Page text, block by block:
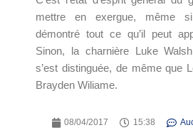
mettre en exergue, même
démontré tout ce qu’il peut
Sinon, la charnière Luke
s’est distinguée, de même que
Brayden Wiliame.
08/04/2017 15:38